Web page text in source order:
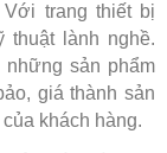
Với trang thiết bị
thuật lành nghề.
những sản phẩm
giá thành sản
khách hàng.